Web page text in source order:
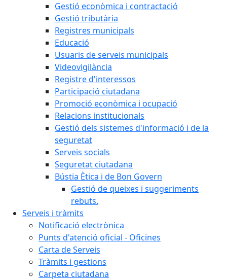
Gestió econòmica i contractació
Gestió tributària
Registres municipals
Educació
Usuaris de serveis municipals
Videovigilància
Registre d'interessos
Participació ciutadana
Promoció econòmica i ocupació
Relacions institucionals
Gestió dels sistemes d'informació i de la
seguretat
Serveis socials
Seguretat ciutadana
Bústia Ètica i de Bon Govern
Gestió de queixes i suggeriments
rebuts.
Serveis i tràmits
Notificació electrònica
Punts d'atenció oficial - Oficines
Carta de Serveis
Tràmits i gestions
Carpeta ciutadana